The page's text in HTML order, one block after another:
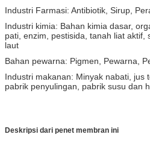
Industri Farmasi: Antibiotik, Sirup,
Industri kimia: Bahan kimia dasar,
pati, enzim, pestisida, tanah liat aktif,
laut
Bahan pewarna: Pigmen, Pewarna,
Industri makanan: Minyak nabati, jus
pabrik penyulingan, pabrik susu dan
Deskripsi dari penet membran ini